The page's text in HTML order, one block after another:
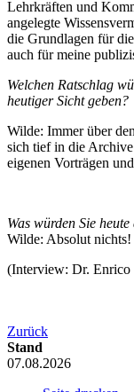
Lehrkräften und
angelegte
die Grundlagen für
auch für meine
Welchen Ratschlag
heutiger Sicht geben?
Wilde: Immer über
sich tief in die
eigenen Vorträgen
Was würden Sie
Wilde: Absolut
(Interview: Dr. Enrico
Zurück
Stand
07.08.2026